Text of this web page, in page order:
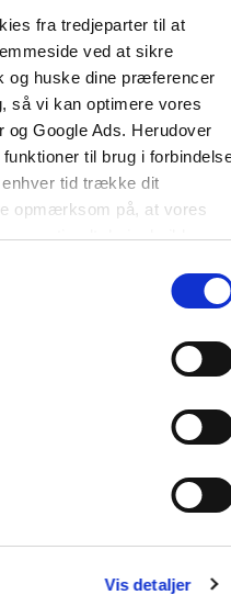
fra tredjeparter til at
ved at sikre
og huske dine præferencer
så vi kan optimere vores
og Google Ads. Herudover
til brug i
enhver tid trække dit
opmærksom på, at vores
optimalt, hvis du ikke
Vis detaljer
Hvilke
opnå det?
empowerment, og
inden man
får også en konkret
kan gribe
opnår succes med
i bogen deler en
allerede arbejder
erfaringer og
der kan downloades